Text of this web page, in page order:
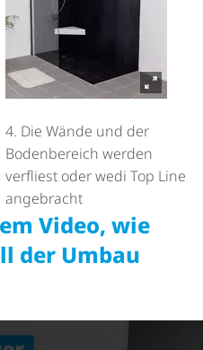
4. Die Wände und der
Bodenbereich werden
verfliest oder wedi Top Line
angebracht
Video, wie
der Umbau